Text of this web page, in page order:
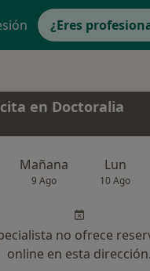
¿Eres
en Doctoralia
Mañana
9 Ago
Lun
10 Ago
no ofrece
online en esta dirección.